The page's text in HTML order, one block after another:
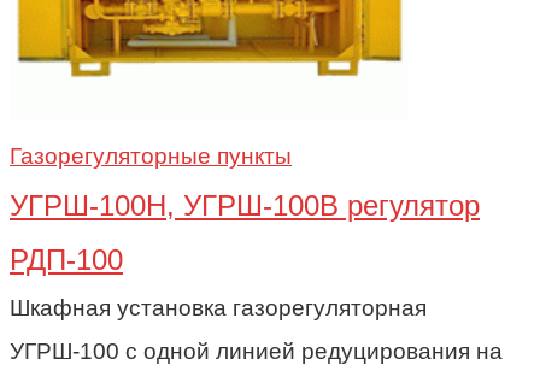
Газорегуляторные пункты
УГРШ-100Н, УГРШ-100В регулятор
РДП-100
Шкафная установка газорегуляторная
УГРШ-100 с одной линией редуцирования на